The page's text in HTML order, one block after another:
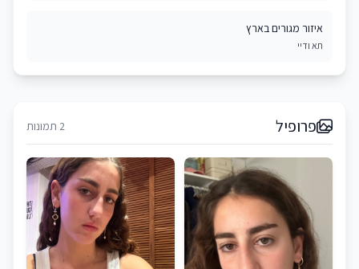
איזור מגורים בארץ
תא ודיי
פרופיל 2 תמונות